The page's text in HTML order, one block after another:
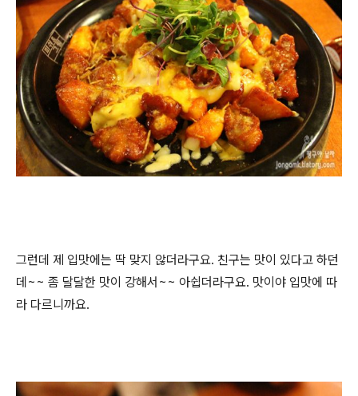
그런데 제 입맛에는 딱 맞지 않더라구요. 친구는 맛이 있다고 하던
데~~ 좀 달달한 맛이 강해서~~ 아쉽더라구요. 맛이야 입맛에 따
라 다르니까요.